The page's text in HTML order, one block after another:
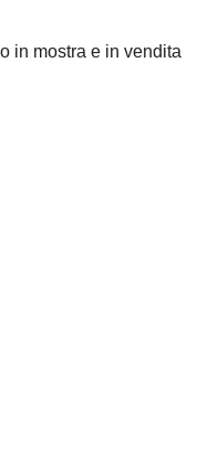
in mostra e in vendita